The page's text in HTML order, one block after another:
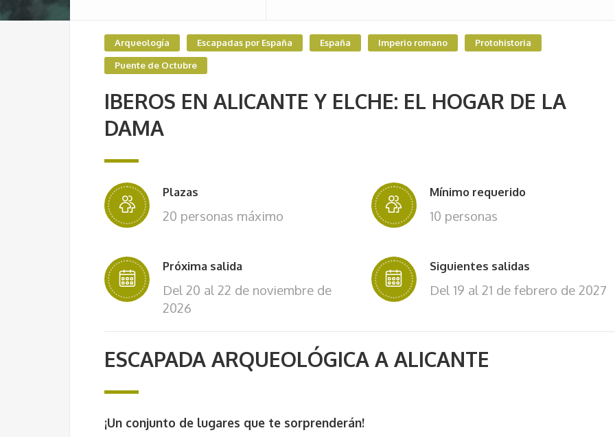
Arqueología Escapadas por España España Imperio romano Protohistoria
Puente de Octubre
IBEROS EN ALICANTE Y ELCHE: EL HOGAR DE LA
DAMA
Plazas
20 personas máximo
Mínimo requerido
10 personas
Próxima salida
Del 20 al 22 de noviembre de
2026
Siguientes salidas
Del 19 al 21 de febrero de 2027
ESCAPADA ARQUEOLÓGICA A ALICANTE
¡Un conjunto de lugares que te sorprenderán!